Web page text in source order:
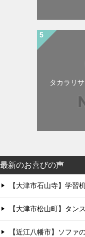
タカラリ
最新のお喜びの声
【大津市石山寺】学習
【大津市松山町】タン
【近江八幡市】ソファ